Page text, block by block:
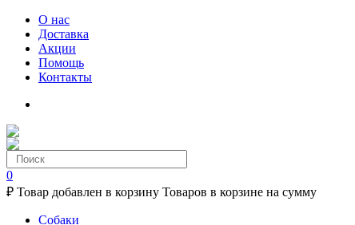
О нас
Доставка
Акции
Помощь
Контакты
0
₽ Товар добавлен в корзину Товаров в корзине на сумму
Собаки